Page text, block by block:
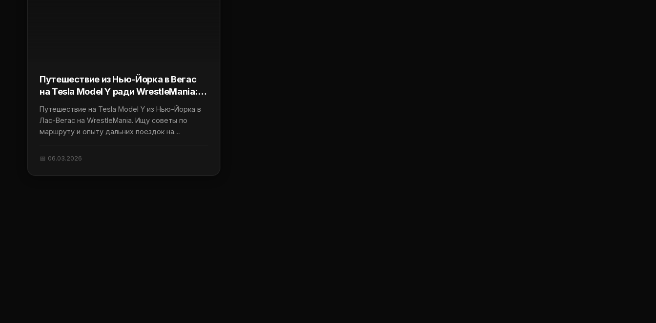
Путешествие из Нью-Йорка в Вегас
на Tesla Model Y ради WrestleMania:
Гениальный план или безумие?
Путешествие на Tesla Model Y из Нью-Йорка в
Лас-Вегас на WrestleMania. Ищу советы по
маршруту и опыту дальних поездок на
📅 06.03.2026